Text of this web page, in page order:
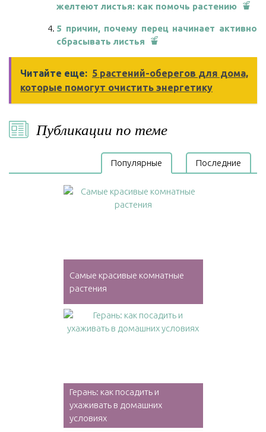
желтеют листья: как помочь растению
5 причин, почему перец начинает активно
сбрасывать листья
Читайте еще: 5 растений-оберегов для дома,
которые помогут очистить энергетику
Публикации по теме
Популярные Последние
Самые красивые комнатные
растения
Герань: как посадить и
ухаживать в домашних
условиях